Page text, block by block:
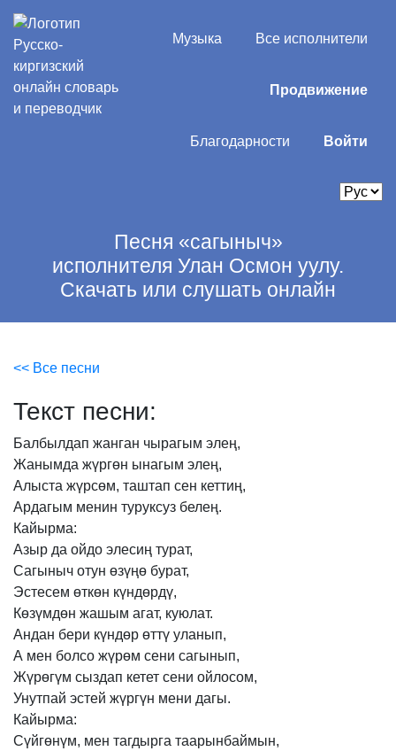
Музыка Все исполнители
Продвижение
Благодарности Войти
Песня «сагыныч»
исполнителя Улан Осмон уулу.
Скачать или слушать онлайн
<< Все песни
Текст песни:
Балбылдап жанган чырагым элең,
Жанымда жүргөн ынагым элең,
Алыста жүрсөм, таштап сен кеттиң,
Ардагым менин туруксуз белең.
Кайырма:
Азыр да ойдо элесиң турат,
Сагыныч отун өзүңө бурат,
Эстесем өткөн күндөрдү,
Көзүмдөн жашым агат, куюлат.
Андан бери күндөр өттү уланып,
А мен болсо жүрөм сени сагынып,
Жүрөгүм сыздап кетет сени ойлосом,
Унутпай эстей жүргүн мени дагы.
Кайырма:
Сүйгөнүм, мен тагдырга таарынбаймын,